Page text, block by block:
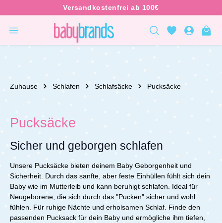
Zuhause Schlafen Schlafsäcke Pucksäcke
Pucksäcke
Sicher und geborgen schlafen
Unsere Pucksäcke bieten deinem Baby Geborgenheit und
Sicherheit. Durch das sanfte, aber feste Einhüllen fühlt sich dein
Baby wie im Mutterleib und kann beruhigt schlafen. Ideal für
Neugeborene, die sich durch das "Pucken" sicher und wohl
fühlen. Für ruhige Nächte und erholsamen Schlaf. Finde den
passenden Pucksack für dein Baby und ermögliche ihm tiefen,